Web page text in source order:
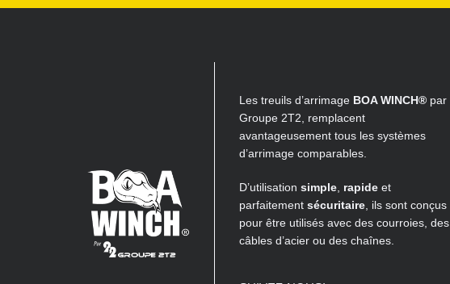
Les treuils d’arrimage BOA WINCH®par
Groupe 2T2, remplacent
avantageusement tous les systèmes
d’arrimage comparables.
D’utilisation simple, rapideet
parfaitement sécuritaire, ils sont conçus
pour être utilisés avec des courroies, des
câbles d’acier ou des chaînes.